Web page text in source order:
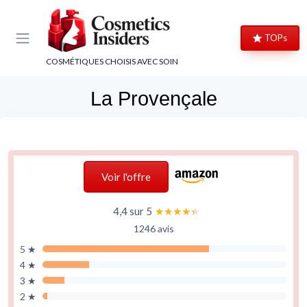
COSMÉTIQUES CHOISIS AVEC SOIN
TOPs
La Provençale
Voir l'offre
4,4 sur 5 ★★★★★
★★★★★
1246 avis
5 ★
4 ★
3 ★
2 ★
Panneau de gestion des cookies